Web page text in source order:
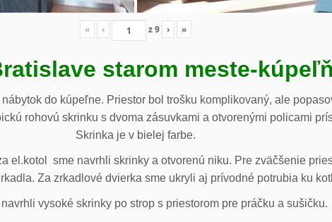
« ‹ z9 › »
starom meste-
do kúpeľne. Priestor bol trošku komplikovaný, ale
rohovú skrinku s dvoma zásuvkami a otvorenými policami
Skrinka je v bielej farbe.
el.kotol sme navrhli skrinky a otvorenú niku. Pre zväčšenie
Za zrkadlové dvierka sme ukryli aj prívodné potrubia ku
vysoké skrinky po strop s priestorom pre práčku a sušičku.